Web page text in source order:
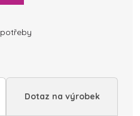
potřeby
Dotaz na výrobek